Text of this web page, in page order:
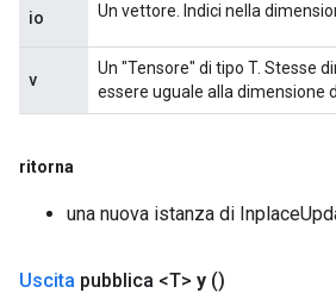
io Un vettore. Indici nella
v
Un "Tensore" di tipo T. Stesse
essere uguale alla dimensione
ritorna
una nuova istanza di
Uscita pubblica <T> y ()